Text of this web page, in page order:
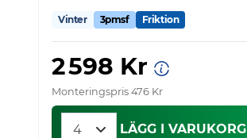
Vinter 3pmsf Friktion
2 598 Kr
Monteringspris 476 Kr
LÄGG I VARUKORG